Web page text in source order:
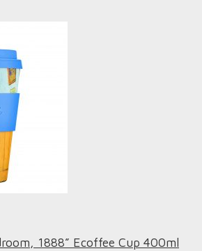
1888” Ecoffee Cup 400ml